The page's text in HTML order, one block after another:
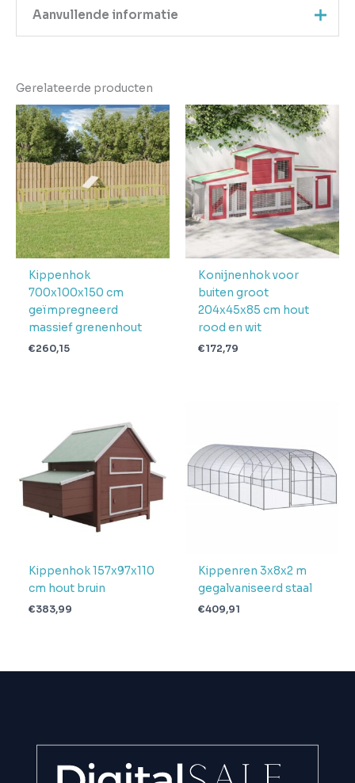
Aanvullende informatie
EAN
Gewicht 69.55
Aantal
pakketten in
levering
Verwachte
levertijd
4 + 1 dag
Gerelateerde producten
Kippenhok
700x100x150 cm
geïmpregneerd
massief grenenhout
€260,15
Konijnenhok voor
buiten groot
204x45x85 cm hout
rood en wit
€172,79
Kippenhok 157x97x110
cm hout bruin
€383,99
Kippenren 3x8x2 m
gegalvaniseerd staal
€409,91